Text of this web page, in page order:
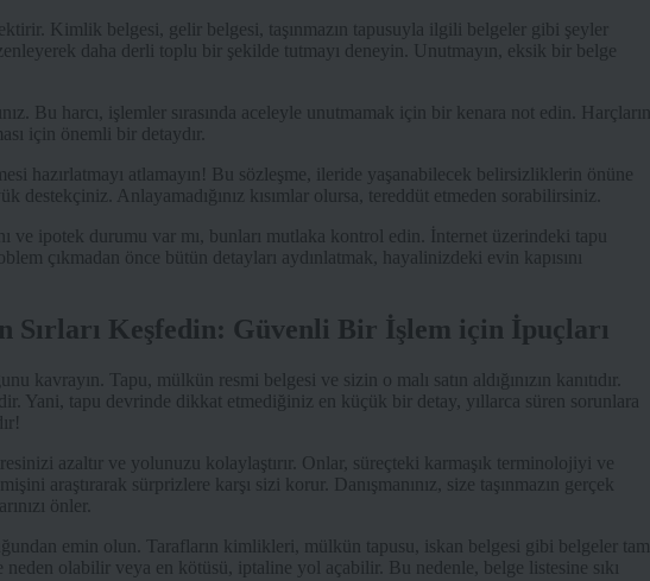
Kimlik belgesi, gelir belgesi, taşınmazın tapusuyla ilgili belgeler gibi şeyler
daha derli toplu bir şekilde tutmayı deneyin. Unutmayın, eksik bir belge
Bu harcı, işlemler sırasında aceleyle unutmamak için bir kenara not edin. Harçların
için önemli bir detaydır.
hazırlatmayı atlamayın! Bu sözleşme, ileride yaşanabilecek belirsizliklerin önüne
Anlayamadığınız kısımlar olursa, tereddüt etmeden sorabilirsiniz.
ve ipotek durumu var mı, bunları mutlaka kontrol edin. İnternet üzerindeki tapu
çıkmadan önce bütün detayları aydınlatmak, hayalinizdeki evin kapısını
Sırları Keşfedin: Güvenli Bir İşlem için İpuçları
Tapu, mülkün resmi belgesi ve sizin o malı satın aldığınızın kanıtıdır.
Yani, tapu devrinde dikkat etmediğiniz en küçük bir detay, yıllarca süren sorunlara
azaltır ve yolunuzu kolaylaştırır. Onlar, süreçteki karmaşık terminolojiyi ve
araştırarak sürprizlere karşı sizi korur. Danışmanınız, size taşınmazın gerçek
önler.
emin olun. Tarafların kimlikleri, mülkün tapusu, iskan belgesi gibi belgeler tam
olabilir veya en kötüsü, iptaline yol açabilir. Bu nedenle, belge listesine sıkı